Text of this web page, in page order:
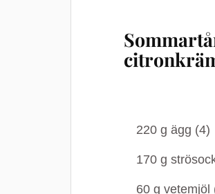
220 g ägg (4)
170 g
60 g vetemjöl